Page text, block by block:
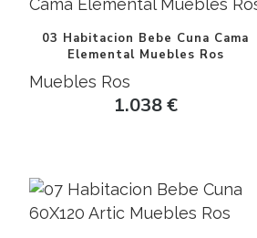
03 Habitacion Bebe Cuna Cama
Elemental Muebles Ros
Muebles Ros
1.038€